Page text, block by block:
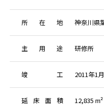
所 在 地 神奈川県
主 用 途 研修所
竣 工 2011年1月
延 床 面 積 12,835 m²